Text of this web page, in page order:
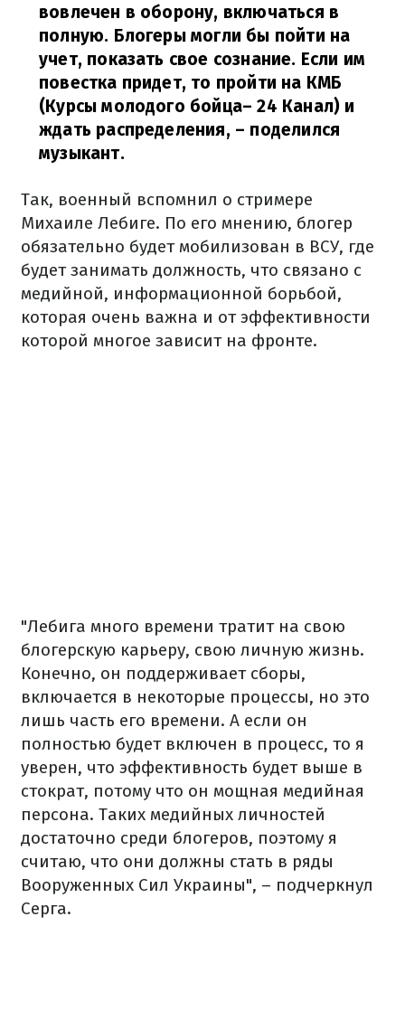
вовлечен в оборону, включаться в
полную. Блогеры могли бы пойти на
учет, показать свое сознание. Если им
повестка придет, то пройти на КМБ
(Курсы молодого бойца– 24 Канал) и
ждать распределения, – поделился
музыкант.
Так, военный вспомнил о стримере
Михаиле Лебиге. По его мнению, блогер
обязательно будет мобилизован в ВСУ, где
будет занимать должность, что связано с
медийной, информационной борьбой,
которая очень важна и от эффективности
которой многое зависит на фронте.
"Лебига много времени тратит на свою
блогерскую карьеру, свою личную жизнь.
Конечно, он поддерживает сборы,
включается в некоторые процессы, но это
лишь часть его времени. А если он
полностью будет включен в процесс, то я
уверен, что эффективность будет выше в
стократ, потому что он мощная медийная
персона. Таких медийных личностей
достаточно среди блогеров, поэтому я
считаю, что они должны стать в ряды
Вооруженных Сил Украины", – подчеркнул
Серга.